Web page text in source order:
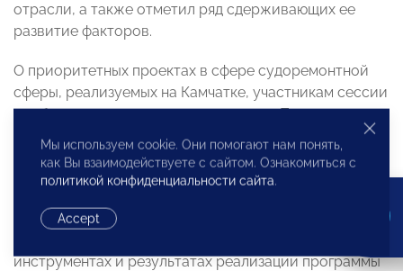
отрасли, а также отметил ряд сдерживающих ее
развитие факторов.
О приоритетных проектах в сфере судоремонтной
сферы, реализуемых на Камчатке, участникам сессии
сообщила заместитель председателя Правительства
Камчатского края
Юлия Морозова
Заместитель председателя Правительства
внимание на мерах поддержки и возможностях для
инструментах и результатах реализации программы
Мы используем cookie. Они помогают нам понять,
как Вы взаимодействуете с сайтом. Ознакомиться с
политикой конфиденциальности сайта.
Accept